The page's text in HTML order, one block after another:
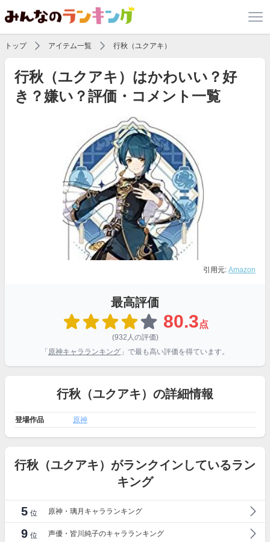
トップ アイテム一覧 行秋（ユクアキ）
行秋（ユクアキ）はかわいい？好
き？嫌い？評価・コメント一覧
引用元: Amazon
最高評価
80.3点
(932人の評価)
「 原神キャラランキング 」で最も高い評価を得ています。
行秋（ユクアキ）の詳細情報
登場作品 原神
行秋（ユクアキ）がランクインしているラン
キング
5 位 原神・璃月キャラランキング
9 位 声優・皆川純子のキャラランキング